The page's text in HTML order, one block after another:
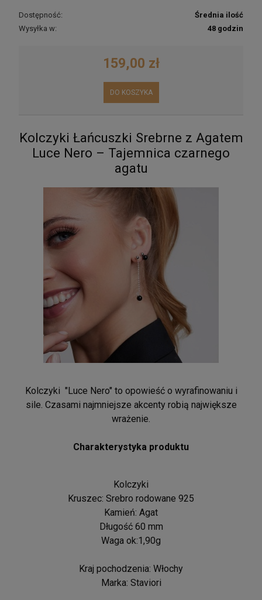
Dostępność:
Średnia ilość
Wysyłka w:
48 godzin
159,00 zł
DO KOSZYKA
Kolczyki Łańcuszki Srebrne z Agatem
Luce Nero – Tajemnica czarnego
agatu
Kolczyki "Luce Nero" to opowieść o wyrafinowaniu i
sile. Czasami najmniejsze akcenty robią największe
wrażenie.
Charakterystyka produktu
Kolczyki
Kruszec: Srebro rodowane 925
Kamień: Agat
Długość 60 mm
Waga ok:1,90g
Kraj pochodzenia: Włochy
Marka: Staviori